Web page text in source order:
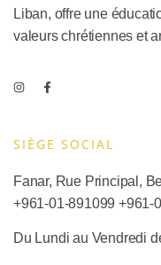
Liban, offre une
valeurs chrétiennes et
SIÈGE SOCIAL​
Fanar, Rue Principal,
+961-01-891099 +961-
Du Lundi au Vendredi